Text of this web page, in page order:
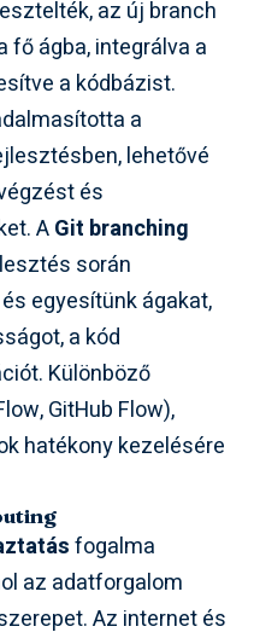
az új branch
fő ágba, integrálva a
a kódbázist.
a
lehetővé
és
AGit branching
során
egyesítünk ágakat,
a kód
Különböző
GitHub Flow),
hatékony kezelésére
fogalma
az adatforgalom
Az internet és